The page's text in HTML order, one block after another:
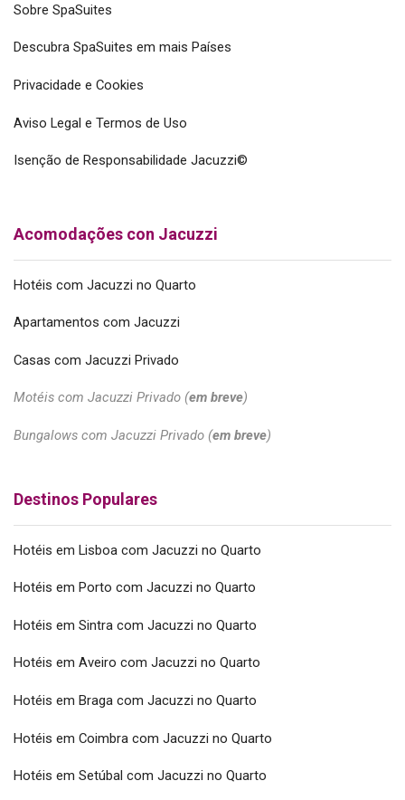
Sobre SpaSuites
Descubra SpaSuites em mais Países
Privacidade e Cookies
Aviso Legal e Termos de Uso
Isenção de Responsabilidade Jacuzzi©
Acomodações con Jacuzzi
Hotéis com Jacuzzi no Quarto
Apartamentos com Jacuzzi
Casas com Jacuzzi Privado
Motéis com Jacuzzi Privado (em breve)
Bungalows com Jacuzzi Privado (em breve)
Destinos Populares
Hotéis em Lisboa com Jacuzzi no Quarto
Hotéis em Porto com Jacuzzi no Quarto
Hotéis em Sintra com Jacuzzi no Quarto
Hotéis em Aveiro com Jacuzzi no Quarto
Hotéis em Braga com Jacuzzi no Quarto
Hotéis em Coimbra com Jacuzzi no Quarto
Hotéis em Setúbal com Jacuzzi no Quarto